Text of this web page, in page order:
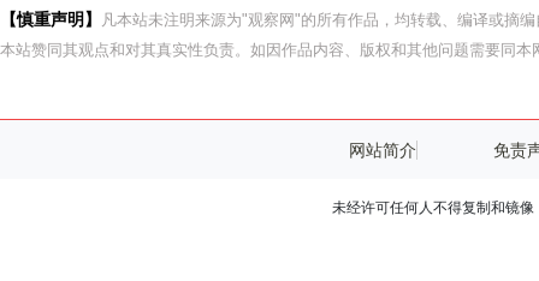
【慎重声明】
凡本站未注明来源为"观察网"的所有作品，均转载、编译或摘
本站赞同其观点和对其真实性负责。如因作品内容、版权和其他问题需要同本
网站简介 免责
未经许可任何人不得复制和镜